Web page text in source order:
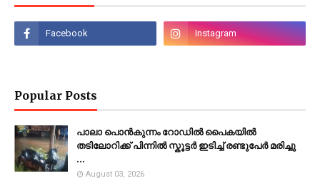
Popular Posts
പാലാ പൊൻകുന്നം റോഡിൽ പൈകയിൽ
തടിലോറിക്ക് പിന്നിൽ സ്കൂട്ടർ ഇടിച്ച് രണ്ടുപേർ മരിച്ചു
...
August 03, 2026